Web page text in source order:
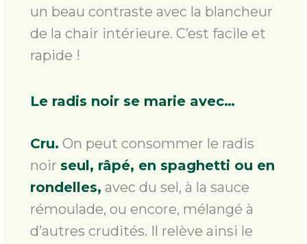
un beau contraste avec la blancheur
de la chair intérieure. C’est facile et
rapide !
Le radis noir se marie avec…
Cru. On peut consommer le radis
noir seul, râpé, en spaghetti ou en
rondelles, avec du sel, à la sauce
rémoulade, ou encore, mélangé à
d’autres crudités. Il relève ainsi le